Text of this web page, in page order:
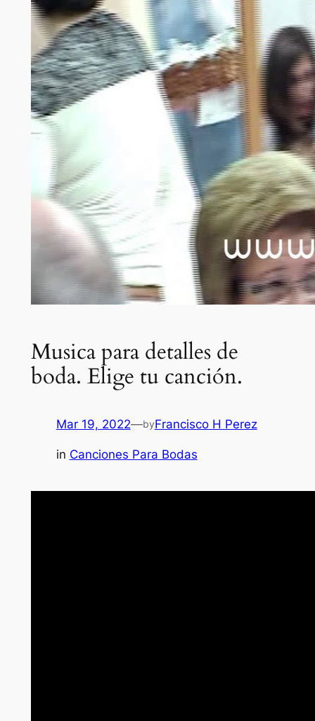
Musica para detalles de
boda. Elige tu canción.
Mar 19, 2022—byFrancisco H Perez
in Canciones Para Bodas